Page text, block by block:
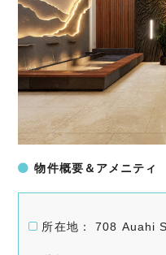
物件概要＆アメニティ
所在地： 708 Auahi